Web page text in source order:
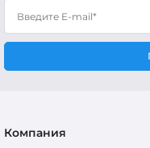
Компания